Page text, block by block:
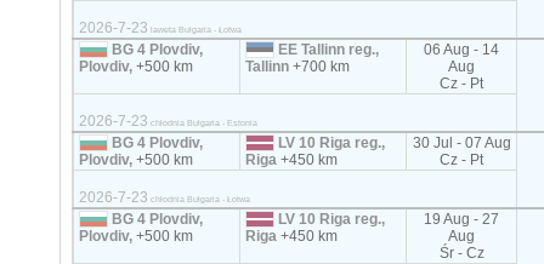
2026-7-23 laweta Bułgaria - Łotwa
BG 4 Plovdiv,
Plovdiv,+500 km
EE Tallinn reg.,
Tallinn+700 km
06 Aug - 14
Aug
Cz - Pt
2026-7-23 chłodnia Bułgaria - Estonia
BG 4 Plovdiv,
Plovdiv,+500 km
LV 10 Riga reg.,
Riga+450 km
30 Jul - 07 Aug
Cz - Pt
2026-7-23 chłodnia Bułgaria - Łotwa
BG 4 Plovdiv,
Plovdiv,+500 km
LV 10 Riga reg.,
Riga+450 km
19 Aug - 27
Aug
Śr - Cz